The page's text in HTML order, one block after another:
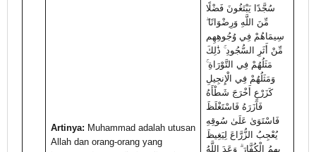
Artinya: Muhammad adalah utusan
Allah dan orang-orang yang
سُجَّدًا يَبْتَغُونَ فَضْلًا
مِّنَ اللَّهِ وَرِضْوَانًا ۖ
سِيمَاهُمْ فِي وُجُوهِهِم
مِّنْ أَثَرِ السُّجُودِ ۚ ذَٰلِكَ
مَثَلُهُمْ فِي التَّوْرَاةِ ۚ
وَمَثَلُهُمْ فِي الْإِنجِيلِ
كَزَرْعٍ أَخْرَجَ شَطْأَهُ
فَآزَرَهُ فَاسْتَغْلَظَ
فَاسْتَوَىٰ عَلَىٰ سُوقِهِ
يُعْجِبُ الزُّرَّاعَ لِيَغِيظَ
بِهِمُ الْكُفَّارَ ۗ وَعَدَ اللَّهُ